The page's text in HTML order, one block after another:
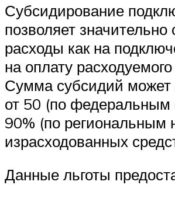
Субсидирование
позволяет значительно
расходы как на
на оплату расходуемого
Сумма субсидий может
от 50 (по
90% (по региональным
израсходованных
Данные льготы